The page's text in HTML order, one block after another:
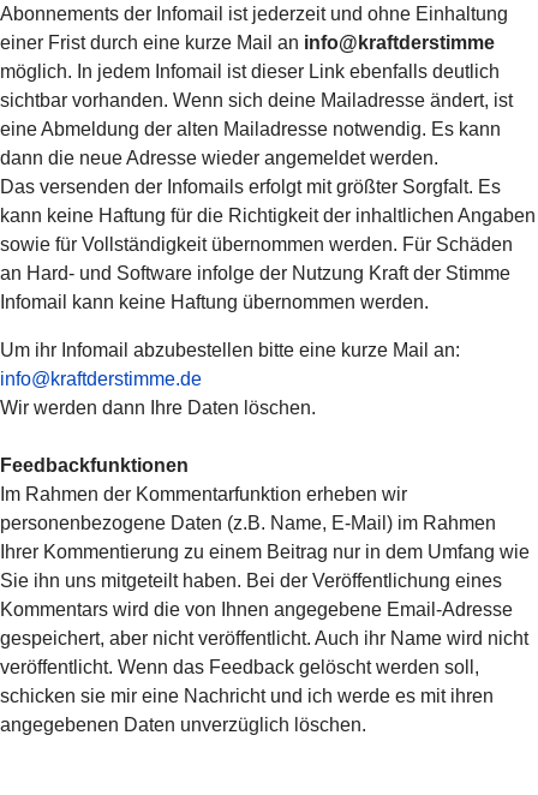
Abonnements der Infomail ist jederzeit und ohne Einhaltung
einer Frist durch eine kurze Mail an info@kraftderstimme
möglich. In jedem Infomail ist dieser Link ebenfalls deutlich
sichtbar vorhanden. Wenn sich deine Mailadresse ändert, ist
eine Abmeldung der alten Mailadresse notwendig. Es kann
dann die neue Adresse wieder angemeldet werden.
Das versenden der Infomails erfolgt mit größter Sorgfalt. Es
kann keine Haftung für die Richtigkeit der inhaltlichen Angaben
sowie für Vollständigkeit übernommen werden. Für Schäden
an Hard- und Software infolge der Nutzung Kraft der Stimme
Infomail kann keine Haftung übernommen werden.
Um ihr Infomail abzubestellen bitte eine kurze Mail an:
info@kraftderstimme.de
Wir werden dann Ihre Daten löschen.
Feedbackfunktionen
Im Rahmen der Kommentarfunktion erheben wir
personenbezogene Daten (z.B. Name, E-Mail) im Rahmen
Ihrer Kommentierung zu einem Beitrag nur in dem Umfang wie
Sie ihn uns mitgeteilt haben. Bei der Veröffentlichung eines
Kommentars wird die von Ihnen angegebene Email-Adresse
gespeichert, aber nicht veröffentlicht. Auch ihr Name wird nicht
veröffentlicht. Wenn das Feedback gelöscht werden soll,
schicken sie mir eine Nachricht und ich werde es mit ihren
angegebenen Daten unverzüglich löschen.